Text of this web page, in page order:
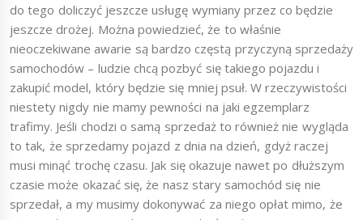
do tego doliczyć jeszcze usługę wymiany przez co będzie
jeszcze drożej. Można powiedzieć, że to właśnie
nieoczekiwane awarie są bardzo częstą przyczyną sprzedaży
samochodów – ludzie chcą pozbyć się takiego pojazdu i
zakupić model, który będzie się mniej psuł. W rzeczywistości
niestety nigdy nie mamy pewności na jaki egzemplarz
trafimy. Jeśli chodzi o samą sprzedaż to również nie wygląda
to tak, że sprzedamy pojazd z dnia na dzień, gdyż raczej
musi minąć trochę czasu. Jak się okazuje nawet po dłuższym
czasie może okazać się, że nasz stary samochód się nie
sprzedał, a my musimy dokonywać za niego opłat mimo, że